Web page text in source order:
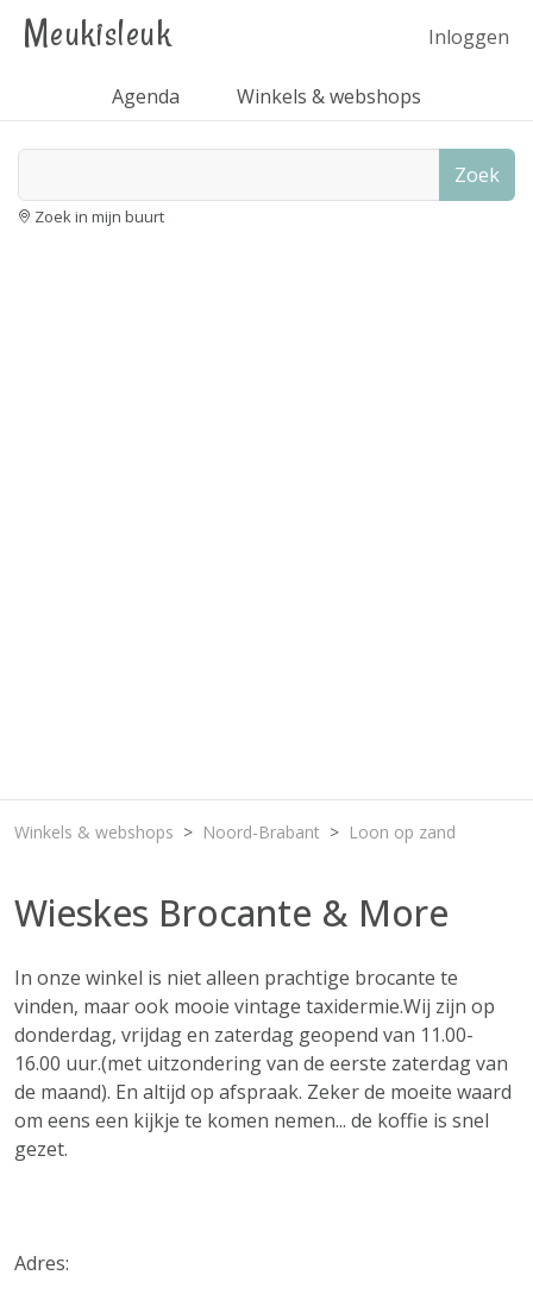
Meukisleuk Inloggen
Agenda Winkels & webshops
Zoek
Zoek in mijn buurt
Winkels & webshops Noord-Brabant Loon op zand
Wieskes Brocante & More
In onze winkel is niet alleen prachtige brocante te
vinden, maar ook mooie vintage taxidermie.Wij zijn op
donderdag, vrijdag en zaterdag geopend van 11.00-
16.00 uur.(met uitzondering van de eerste zaterdag van
de maand). En altijd op afspraak. Zeker de moeite waard
om eens een kijkje te komen nemen... de koffie is snel
gezet.
Adres: